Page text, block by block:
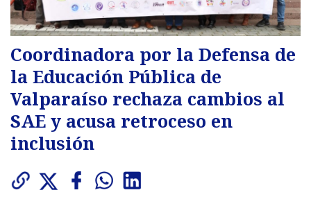
Coordinadora por la Defensa de
la Educación Pública de
Valparaíso rechaza cambios al
SAE y acusa retroceso en
inclusión